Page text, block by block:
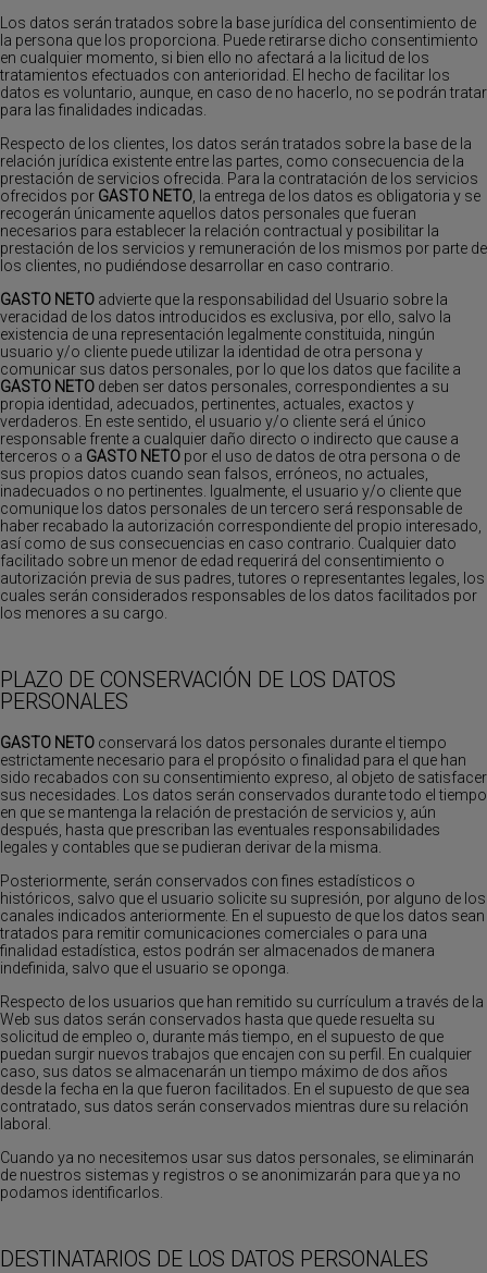
Los datos serán tratados sobre la base jurídica del consentimiento de
la persona que los proporciona. Puede retirarse dicho consentimiento
en cualquier momento, si bien ello no afectará a la licitud de los
tratamientos efectuados con anterioridad. El hecho de facilitar los
datos es voluntario, aunque, en caso de no hacerlo, no se podrán tratar
para las finalidades indicadas.
Respecto de los clientes, los datos serán tratados sobre la base de la
relación jurídica existente entre las partes, como consecuencia de la
prestación de servicios ofrecida. Para la contratación de los servicios
ofrecidos por GASTO NETO , la entrega de los datos es obligatoria y se
recogerán únicamente aquellos datos personales que fueran
necesarios para establecer la relación contractual y posibilitar la
prestación de los servicios y remuneración de los mismos por parte de
los clientes, no pudiéndose desarrollar en caso contrario.
GASTO NETO advierte que la responsabilidad del Usuario sobre la
veracidad de los datos introducidos es exclusiva, por ello, salvo la
existencia de una representación legalmente constituida, ningún
usuario y/o cliente puede utilizar la identidad de otra persona y
comunicar sus datos personales, por lo que los datos que facilite a
GASTO NETO deben ser datos personales, correspondientes a su
propia identidad, adecuados, pertinentes, actuales, exactos y
verdaderos. En este sentido, el usuario y/o cliente será el único
responsable frente a cualquier daño directo o indirecto que cause a
terceros o a GASTO NETO por el uso de datos de otra persona o de
sus propios datos cuando sean falsos, erróneos, no actuales,
inadecuados o no pertinentes. Igualmente, el usuario y/o cliente que
comunique los datos personales de un tercero será responsable de
haber recabado la autorización correspondiente del propio interesado,
así como de sus consecuencias en caso contrario. Cualquier dato
facilitado sobre un menor de edad requerirá del consentimiento o
autorización previa de sus padres, tutores o representantes legales, los
cuales serán considerados responsables de los datos facilitados por
los menores a su cargo.
PLAZO DE CONSERVACIÓN DE LOS DATOS
PERSONALES
GASTO NETO conservará los datos personales durante el tiempo
estrictamente necesario para el propósito o finalidad para el que han
sido recabados con su consentimiento expreso, al objeto de satisfacer
sus necesidades. Los datos serán conservados durante todo el tiempo
en que se mantenga la relación de prestación de servicios y, aún
después, hasta que prescriban las eventuales responsabilidades
legales y contables que se pudieran derivar de la misma.
Posteriormente, serán conservados con fines estadísticos o
históricos, salvo que el usuario solicite su supresión, por alguno de los
canales indicados anteriormente. En el supuesto de que los datos sean
tratados para remitir comunicaciones comerciales o para una
finalidad estadística, estos podrán ser almacenados de manera
indefinida, salvo que el usuario se oponga.
Respecto de los usuarios que han remitido su currículum a través de la
Web sus datos serán conservados hasta que quede resuelta su
solicitud de empleo o, durante más tiempo, en el supuesto de que
puedan surgir nuevos trabajos que encajen con su perfil. En cualquier
caso, sus datos se almacenarán un tiempo máximo de dos años
desde la fecha en la que fueron facilitados. En el supuesto de que sea
contratado, sus datos serán conservados mientras dure su relación
laboral.
Cuando ya no necesitemos usar sus datos personales, se eliminarán
de nuestros sistemas y registros o se anonimizarán para que ya no
podamos identificarlos.
DESTINATARIOS DE LOS DATOS PERSONALES